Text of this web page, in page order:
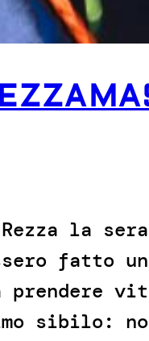
la
fatto un
sibilo: